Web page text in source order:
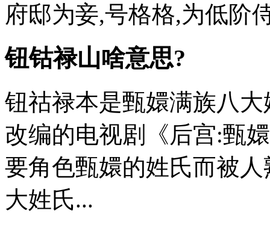
府邸为妾,号格格,为低阶
钮钴禄山啥意思?
钮祜禄本是甄嬛满族八
改编的电视剧《后宫:甄
要角色甄嬛的姓氏而被
大姓氏...